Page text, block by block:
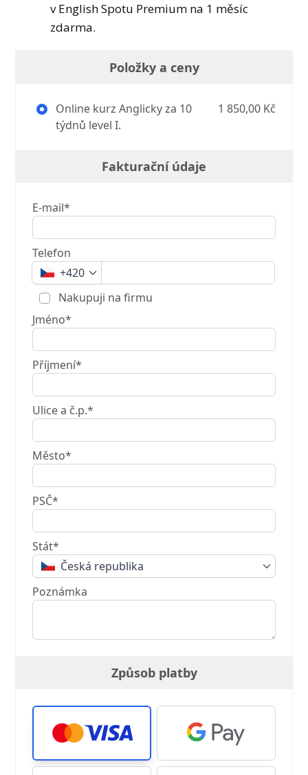
v English Spotu Premium na 1 měsíc
zdarma.
Položky a ceny
Online kurz Anglicky za 10
týdnů level I.
1 850,00 Kč
Fakturační údaje
E-mail*
Telefon
+420
Nakupuji na firmu
Jméno*
Příjmení*
Ulice a č.p.*
Město*
PSČ*
Stát*
Česká republika
Poznámka
Způsob platby